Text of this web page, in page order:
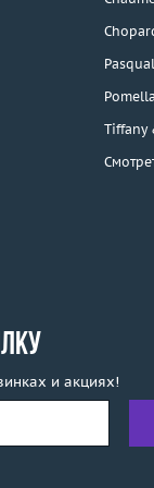
Tiffany
и акциях!